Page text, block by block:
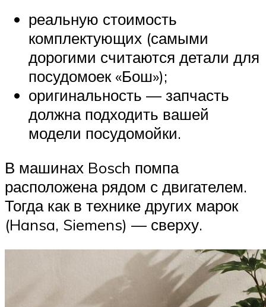
реальную стоимость
комплектующих (самыми
дорогими считаются детали для
посудомоек «Бош»);
оригинальность — запчасть
должна подходить вашей
модели посудомойки.
В машинах Bosch помпа
расположена рядом с двигателем.
Тогда как в технике других марок
(Hansa, Siemens) — сверху.